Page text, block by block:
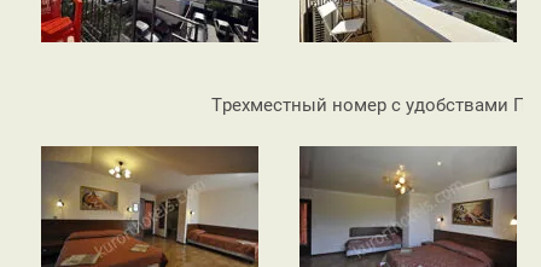
Трехместный номер с удобствами